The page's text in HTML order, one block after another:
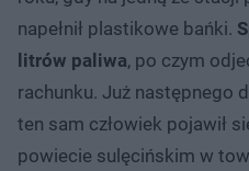
napełnił plastikowe bańki.
litrów paliwa, po czym
rachunku. Już następnego
ten sam człowiek pojawił
powiecie sulęcińskim w